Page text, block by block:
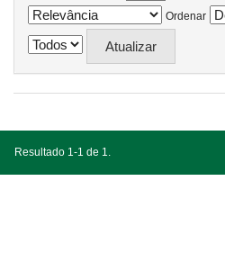
Ordenar
Resultado 1-1 de 1.